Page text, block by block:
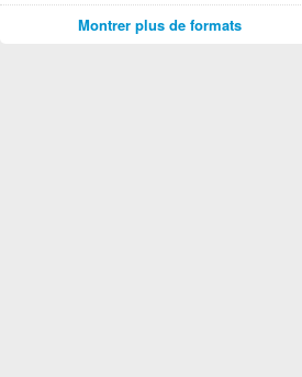
Montrer plus de formats